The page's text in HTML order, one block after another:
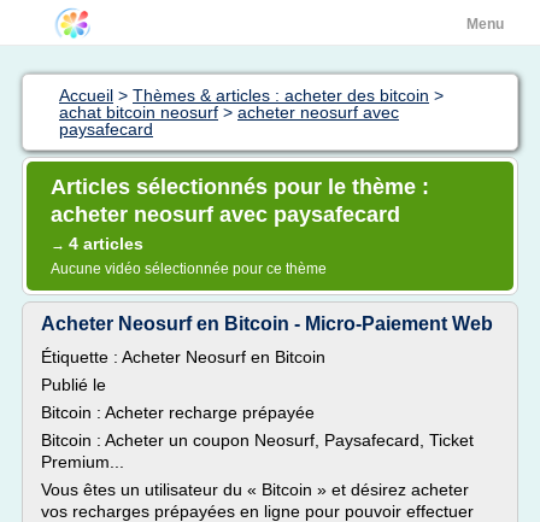
Menu
Accueil > Thèmes & articles : acheter des bitcoin >
achat bitcoin neosurf > acheter neosurf avec
paysafecard
Articles sélectionnés pour le thème :
acheter neosurf avec paysafecard
→ 4 articles
Aucune vidéo sélectionnée pour ce thème
Acheter Neosurf en Bitcoin - Micro-Paiement Web
Étiquette : Acheter Neosurf en Bitcoin
Publié le
Bitcoin : Acheter recharge prépayée
Bitcoin : Acheter un coupon Neosurf, Paysafecard, Ticket
Premium...
Vous êtes un utilisateur du « Bitcoin » et désirez acheter
vos recharges prépayées en ligne pour pouvoir effectuer